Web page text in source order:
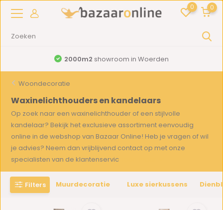
0 0
2000m2 showroom in Woerden
Woondecoratie
Waxinelichthouders en kandelaars
Op zoek naar een waxinelichthouder of een stijlvolle
kandelaar? Bekijk het exclusieve assortiment eenvoudig
online in de webshop van Bazaar Online! Heb je vragen of wil
je advies? Neem dan vrijblijvend contact op met onze
specialisten van de klantenservic
Filters Muurdecoratie Luxe sierkussens